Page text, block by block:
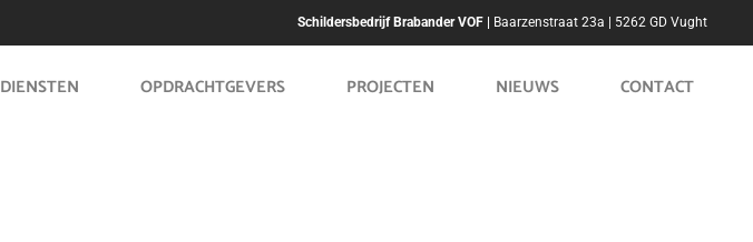
Schildersbedrijf Brabander VOF | Baarzenstraat 23a | 5262 GD Vught
DIENSTEN OPDRACHTGEVERS PROJECTEN NIEUWS CONTACT